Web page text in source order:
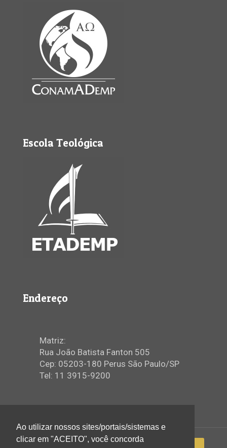
Escola Teológica
Endereço
Matriz:
Rua João Batista Fanton 505
Cep: 05203-180 Perus São Paulo/SP
Tel: 11 3915-9200
Ao utilizar nossos sites/portais/sistemas e
clicar em "ACEITO", você concorda